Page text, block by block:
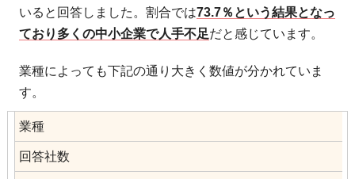
いると回答しました。割合では73.7％という結果となっ
ており多くの中小企業で人手不足だと感じています。
業種によっても下記の通り大きく数値が分かれていま
す。
業種
回答社数